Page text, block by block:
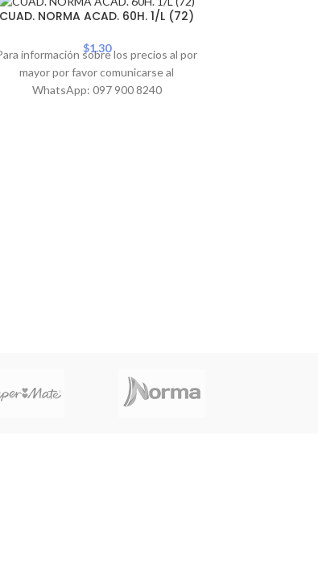
CUAD. NORMA ACAD. 60H. 1/L (72)
$1.30
información sobre los precios al por
mayor por favor comunicarse al
WhatsApp: 097 900 8240